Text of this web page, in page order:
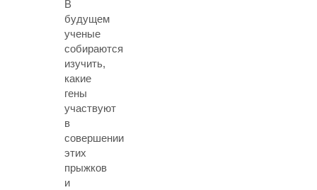
В
будущем
ученые
собираются
изучить,
какие
гены
участвуют
в
совершении
этих
прыжков
и